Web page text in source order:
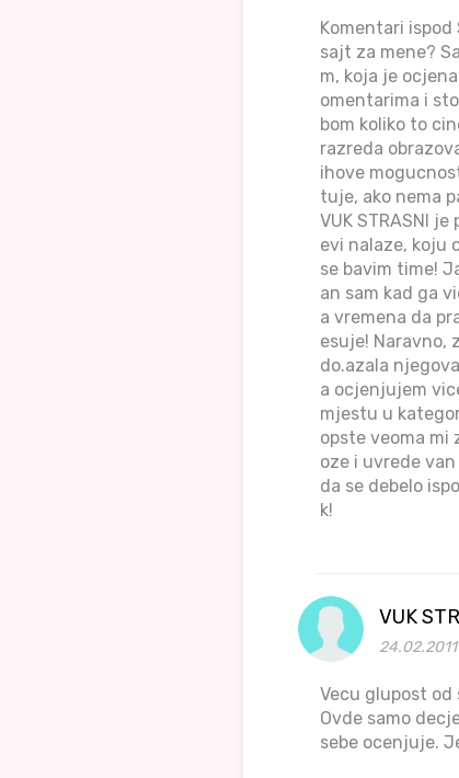
Komentari ispod
sajt za mene?
m, koja je
omentarima i
bom koliko to
razreda
ihove
tuje, ako nema
VUK STRASNI
evi nalaze, koju
se bavim time!
an sam kad ga
a vremena da
esuje! Naravno,
do.azala
a ocjenjujem
mjestu u
opste veoma mi
oze i uvrede
da se debelo
k!
VUK
Vecu glupost
Ovde samo
sebe ocenjuje.